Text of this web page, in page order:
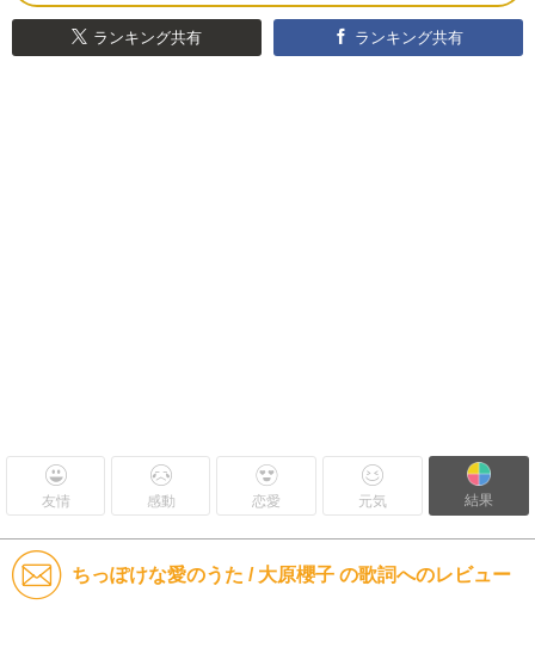
ランキング共有 ランキング共有
友情 感動 恋愛 元気 結果
ちっぽけな愛のうた / 大原櫻子 の歌詞へのレビュー